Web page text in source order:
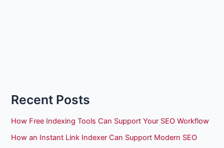
Recent Posts
How Free Indexing Tools Can Support Your SEO Workflow
How an Instant Link Indexer Can Support Modern SEO